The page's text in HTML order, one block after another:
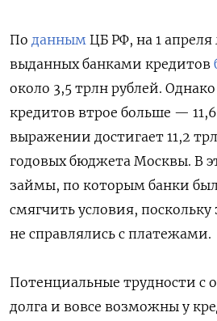
По данным ЦБ РФ, на 1
выданных банками кредитов
около 3,5 трлн рублей.
кредитов втрое больше —
выражении достигает 11,2
годовых бюджета Москвы. В
займы, по которым банки
смягчить условия,
не справлялись с платежами.
Потенциальные трудности с
долга и вовсе возможны у